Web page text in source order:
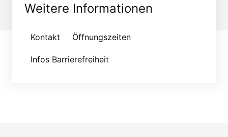
Weitere Informationen
Kontakt Öffnungszeiten
Infos Barrierefreiheit